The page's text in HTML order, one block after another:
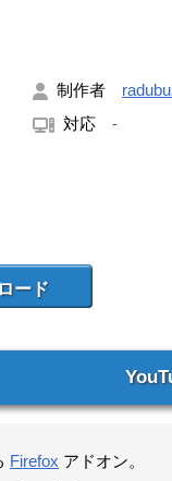
制作者
対応 -
Firefox アドオン。